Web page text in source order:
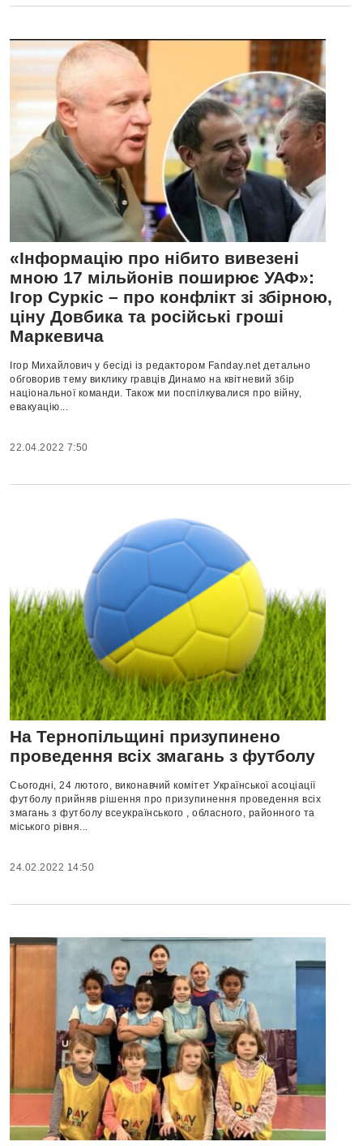
«Інформацію про нібито вивезені
мною 17 мільйонів поширює УАФ»:
Ігор Суркіс – про конфлікт зі збірною,
ціну Довбика та російські гроші
Маркевича
Ігор Михайлович у бесіді із редактором Fanday.net детально
обговорив тему виклику гравців Динамо на квітневий збір
національної команди. Також ми поспілкувалися про війну,
евакуацію...
22.04.2022 7:50
На Тернопільщині призупинено
проведення всіх змагань з футболу
Сьогодні, 24 лютого, виконавчий комітет Української асоціації
футболу прийняв рішення про призупинення проведення всіх
змагань з футболу всеукраїнського , обласного, районного та
міського рівня...
24.02.2022 14:50